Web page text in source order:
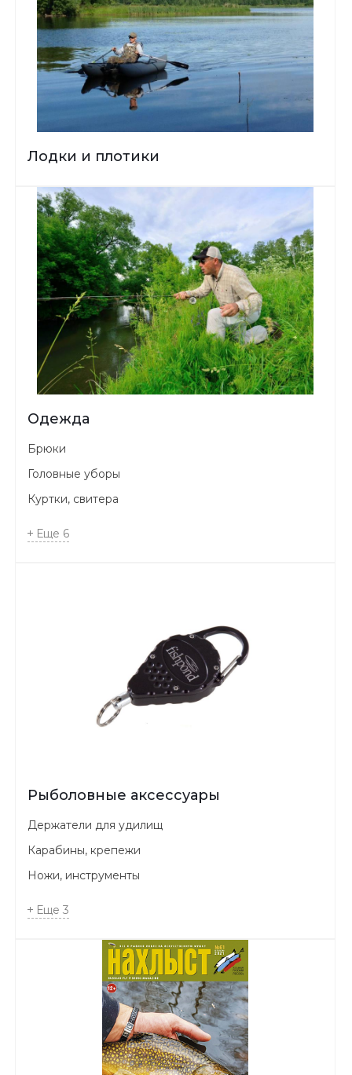
Лодки и плотики
Одежда
Брюки
Головные уборы
Куртки, свитера
Еще 6
Рыболовные аксессуары
Держатели для удилищ
Карабины, крепежи
Ножи, инструменты
Еще 3